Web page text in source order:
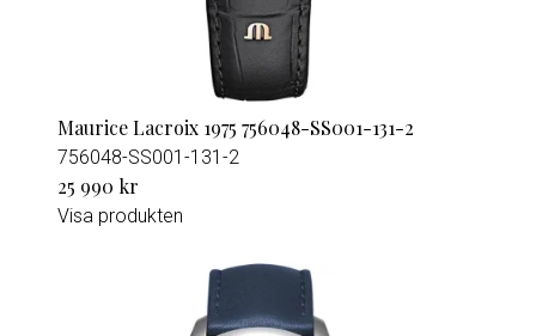
Maurice Lacroix 1975 756048-SS001-131-2
756048-SS001-131-2
25 990 kr
Visa produkten